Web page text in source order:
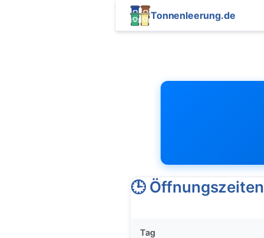
Tonnenleerung.de
🕒 Öffnungszeiten
Tag